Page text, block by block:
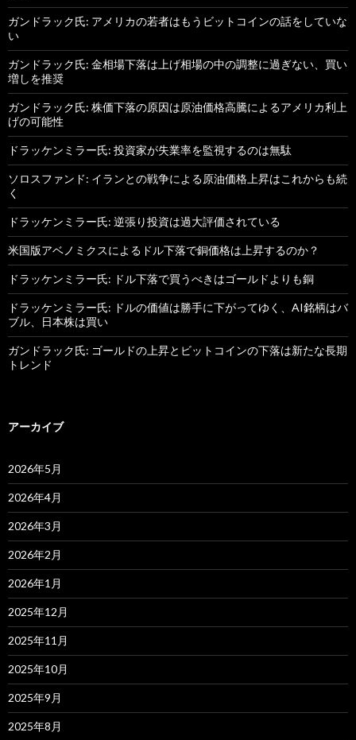
ガンドラック氏: アメリカの若者はもうビットコインの話をしていな
い
ガンドラック氏: 金相場下落は上げ相場の中の調整に過ぎない、買い
増しを推奨
ガンドラック氏: 株価下落の原因は原油価格高騰によるアメリカ利上
げの可能性
ドラッケンミラー氏: 投資家が失業率を監視するのは無駄
ソロスファンド: イランとの戦争による原油価格上昇はこれからも続
く
ドラッケンミラー氏: 逆張り投資は過大評価されている
米国版アベノミクスによるドル下落で銅価格は上昇するのか？
ドラッケンミラー氏: ドル下落で買うべきはゴールドよりも銅
ドラッケンミラー氏: ドルの価値は勝手に下がってゆく、AI銘柄はバ
ブル、日本株は買い
ガンドラック氏: ゴールドの上昇とビットコインの下落は新たな長期
トレンド
アーカイブ
2026年5月
2026年4月
2026年3月
2026年2月
2026年1月
2025年12月
2025年11月
2025年10月
2025年9月
2025年8月